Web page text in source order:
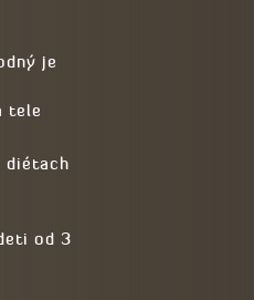
je
tele
diétach
od 3